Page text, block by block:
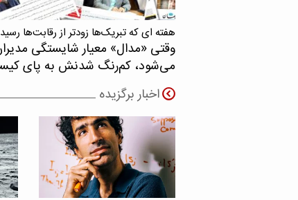
هفته ای که تبریک‌ها زودتر از رقابت‌ها
وقتی «مدال‌» معیار شایستگی
می‌شود، کم‌رنگ شدنش به پای
اخبار برگزیده